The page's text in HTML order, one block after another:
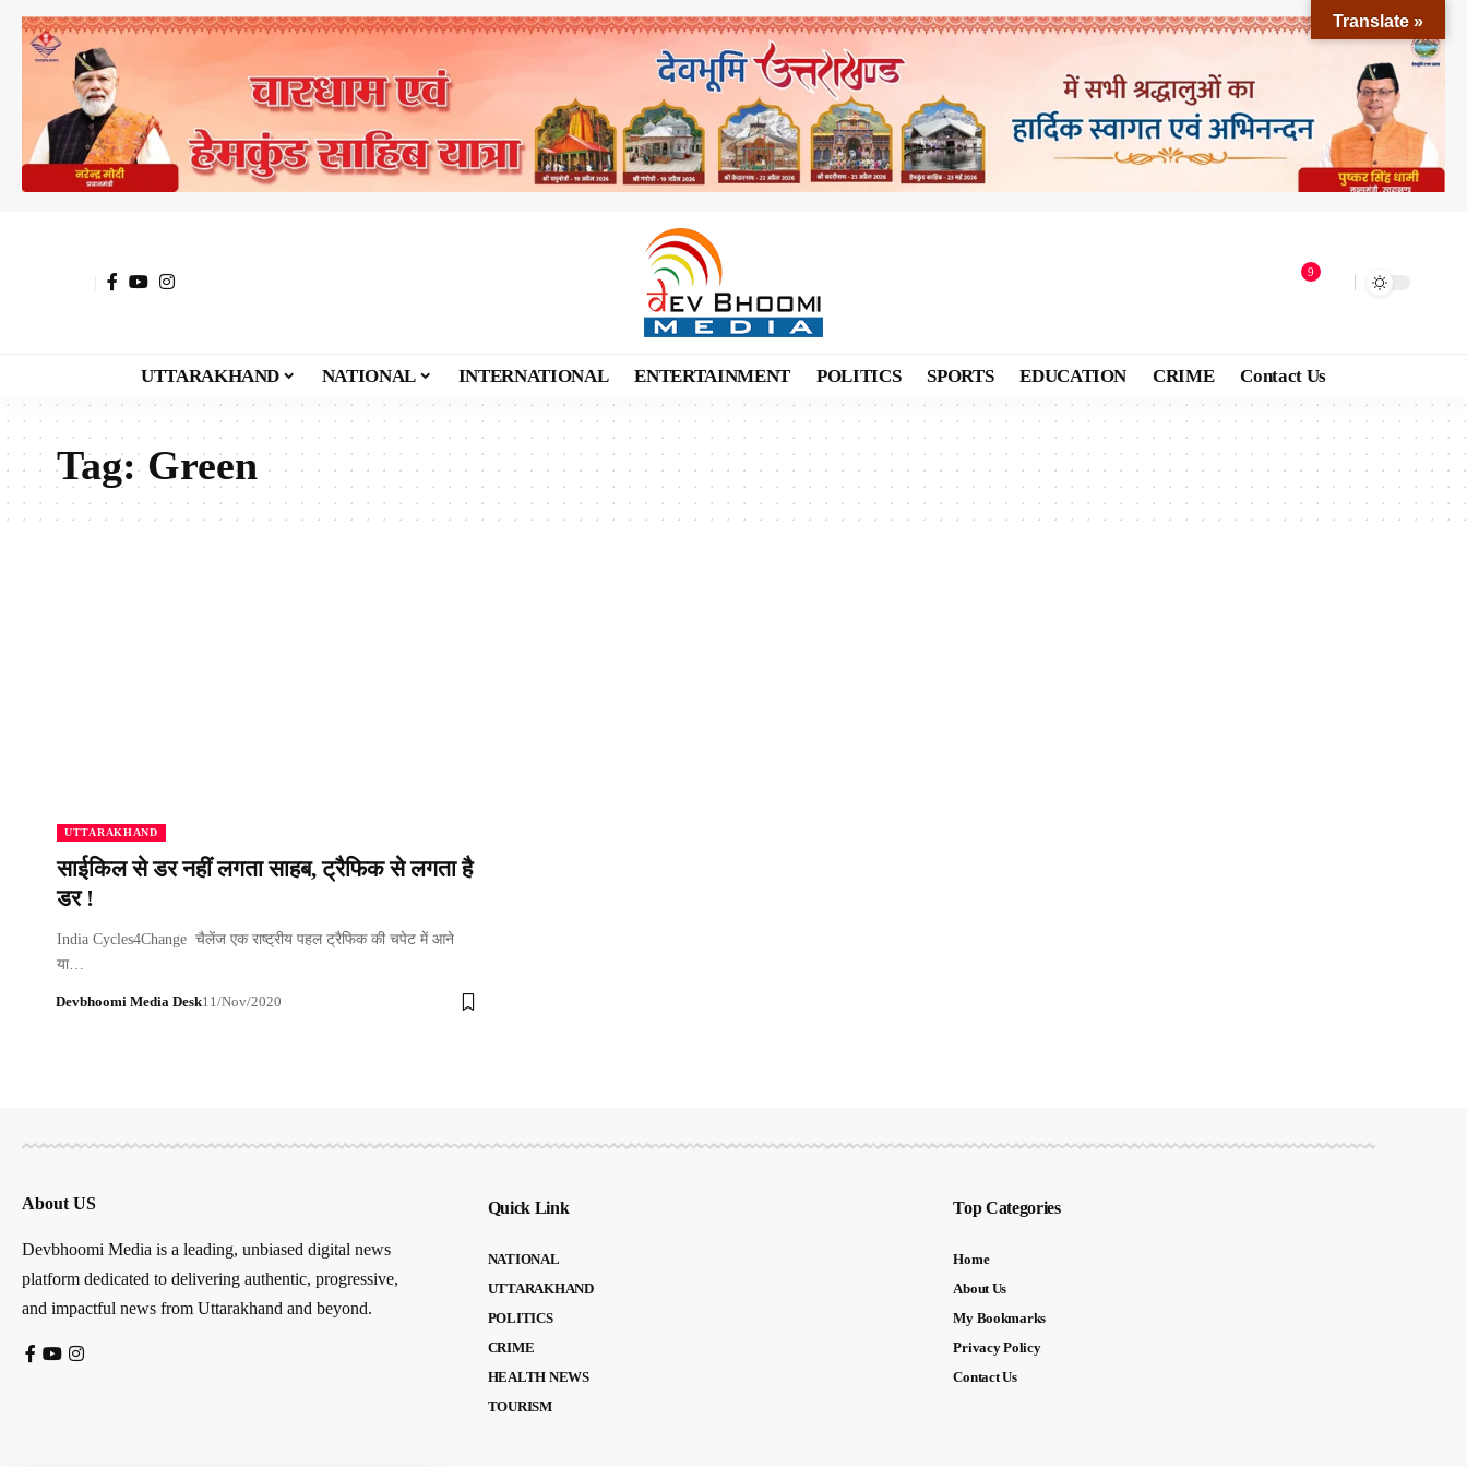
9
UTTARAKHAND NATIONAL INTERNATIONAL ENTERTAINMENT POLITICS SPORTS EDUCATION CRIME Contact Us
Tag:Green
UTTARAKHAND
साईकिल से डर नहीं लगता साहब, ट्रैफिक से लगता है
डर !
India Cycles4Change चैलेंज एक राष्ट्रीय पहल ट्रैफिक की चपेट में आने
या…
Devbhoomi Media Desk11/Nov/2020
About US
Devbhoomi Media is a leading, unbiased digital news
platform dedicated to delivering authentic, progressive,
and impactful news from Uttarakhand and beyond.
Quick Link
NATIONAL
UTTARAKHAND
POLITICS
CRIME
HEALTH NEWS
TOURISM
Top Categories
Home
About Us
My Bookmarks
Privacy Policy
Contact Us
Translate »